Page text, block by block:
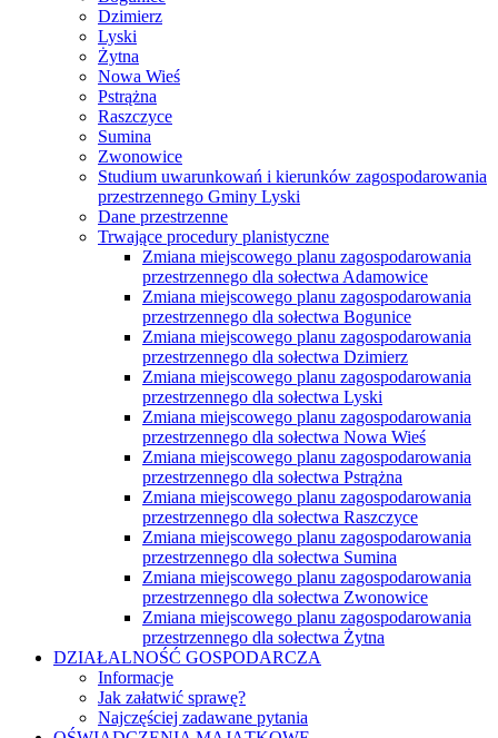
Dzimierz
Lyski
Żytna
Nowa Wieś
Pstrążna
Raszczyce
Sumina
Zwonowice
Studium uwarunkowań i kierunków zagospodarowania
przestrzennego Gminy Lyski
Dane przestrzenne
Trwające procedury planistyczne
Zmiana miejscowego planu zagospodarowania
przestrzennego dla sołectwa Adamowice
Zmiana miejscowego planu zagospodarowania
przestrzennego dla sołectwa Bogunice
Zmiana miejscowego planu zagospodarowania
przestrzennego dla sołectwa Dzimierz
Zmiana miejscowego planu zagospodarowania
przestrzennego dla sołectwa Lyski
Zmiana miejscowego planu zagospodarowania
przestrzennego dla sołectwa Nowa Wieś
Zmiana miejscowego planu zagospodarowania
przestrzennego dla sołectwa Pstrążna
Zmiana miejscowego planu zagospodarowania
przestrzennego dla sołectwa Raszczyce
Zmiana miejscowego planu zagospodarowania
przestrzennego dla sołectwa Sumina
Zmiana miejscowego planu zagospodarowania
przestrzennego dla sołectwa Zwonowice
Zmiana miejscowego planu zagospodarowania
przestrzennego dla sołectwa Żytna
DZIAŁALNOŚĆ GOSPODARCZA
Informacje
Jak załatwić sprawę?
Najczęściej zadawane pytania